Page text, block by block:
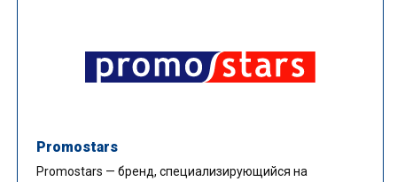
Promostars
Promostars — бренд, специализирующийся на